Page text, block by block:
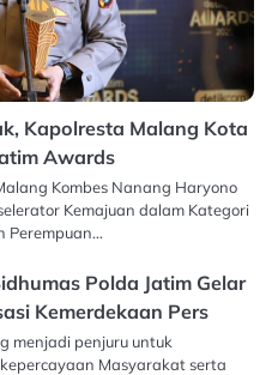
Kapolresta Malang Kota
Awards
Kombes Nanang Haryono
Kemajuan dalam Kategori
Perempuan…
Polda Jatim Gelar
Kemerdekaan Pers
menjadi penjuru untuk
Masyarakat serta